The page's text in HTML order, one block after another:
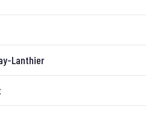
Lanthier